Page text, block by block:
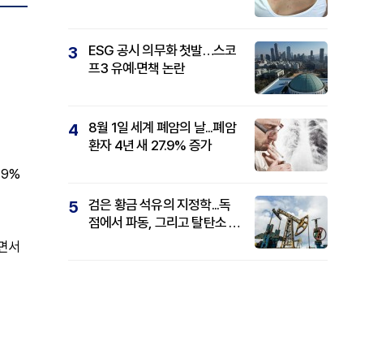
서
3
ESG 공시 의무화 첫발…스코
프3 유예·면책 논란
4
8월 1일 세계 폐암의 날...폐암
환자 4년 새 27.9% 증가
5
검은 황금 석유의 지정학...독
점에서 파동, 그리고 탈탄소 패